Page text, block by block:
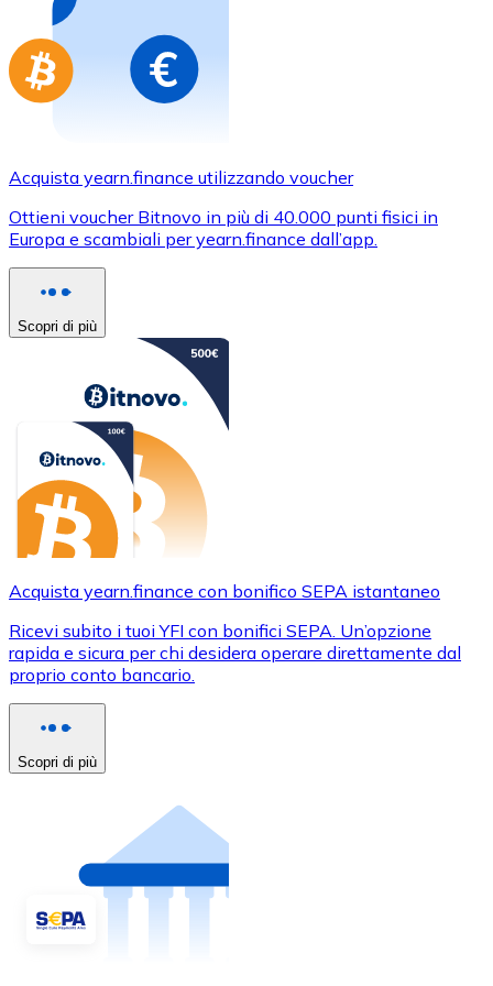
Acquista yearn.finance utilizzando voucher
Ottieni voucher Bitnovo in più di 40.000 punti fisici in
Europa e scambiali per yearn.finance dall’app.
Scopri di più
Acquista yearn.finance con bonifico SEPA istantaneo
Ricevi subito i tuoi YFI con bonifici SEPA. Un’opzione
rapida e sicura per chi desidera operare direttamente dal
proprio conto bancario.
Scopri di più